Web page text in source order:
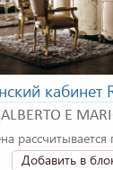
кабинет
E
рассчитывается
Добавить в